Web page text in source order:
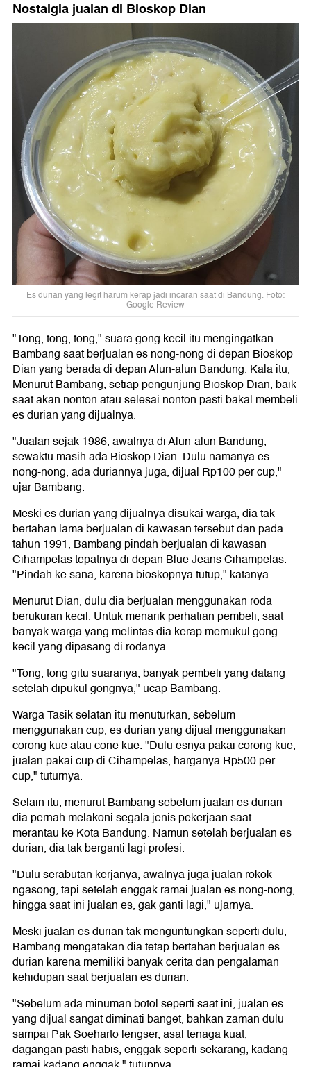
Nostalgia jualan di Bioskop Dian
Es durian yang legit harum kerap jadi incaran saat di Bandung. Foto:
Google Review
"Tong, tong, tong," suara gong kecil itu mengingatkan
Bambang saat berjualan es nong-nong di depan Bioskop
Dian yang berada di depan Alun-alun Bandung. Kala itu,
Menurut Bambang, setiap pengunjung Bioskop Dian, baik
saat akan nonton atau selesai nonton pasti bakal membeli
es durian yang dijualnya.
"Jualan sejak 1986, awalnya di Alun-alun Bandung,
sewaktu masih ada Bioskop Dian. Dulu namanya es
nong-nong, ada duriannya juga, dijual Rp100 per cup,"
ujar Bambang.
Meski es durian yang dijualnya disukai warga, dia tak
bertahan lama berjualan di kawasan tersebut dan pada
tahun 1991, Bambang pindah berjualan di kawasan
Cihampelas tepatnya di depan Blue Jeans Cihampelas.
"Pindah ke sana, karena bioskopnya tutup," katanya.
Menurut Dian, dulu dia berjualan menggunakan roda
berukuran kecil. Untuk menarik perhatian pembeli, saat
banyak warga yang melintas dia kerap memukul gong
kecil yang dipasang di rodanya.
"Tong, tong gitu suaranya, banyak pembeli yang datang
setelah dipukul gongnya," ucap Bambang.
Warga Tasik selatan itu menuturkan, sebelum
menggunakan cup, es durian yang dijual menggunakan
corong kue atau cone kue. "Dulu esnya pakai corong kue,
jualan pakai cup di Cihampelas, harganya Rp500 per
cup," tuturnya.
Selain itu, menurut Bambang sebelum jualan es durian
dia pernah melakoni segala jenis pekerjaan saat
merantau ke Kota Bandung. Namun setelah berjualan es
durian, dia tak berganti lagi profesi.
"Dulu serabutan kerjanya, awalnya juga jualan rokok
ngasong, tapi setelah enggak ramai jualan es nong-nong,
hingga saat ini jualan es, gak ganti lagi," ujarnya.
Meski jualan es durian tak menguntungkan seperti dulu,
Bambang mengatakan dia tetap bertahan berjualan es
durian karena memiliki banyak cerita dan pengalaman
kehidupan saat berjualan es durian.
"Sebelum ada minuman botol seperti saat ini, jualan es
yang dijual sangat diminati banget, bahkan zaman dulu
sampai Pak Soeharto lengser, asal tenaga kuat,
dagangan pasti habis, enggak seperti sekarang, kadang